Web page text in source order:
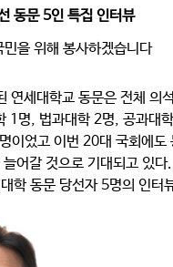
동문 5인 특집 인터뷰
을 위해 봉사하겠습니다
연세대학교 동문은 전체 의
1명, 법과대학 2명, 공과대
었고 이번 20대 국회에도
어갈 것으로 기대되고 있
학 동문 당선자 5명의 인터